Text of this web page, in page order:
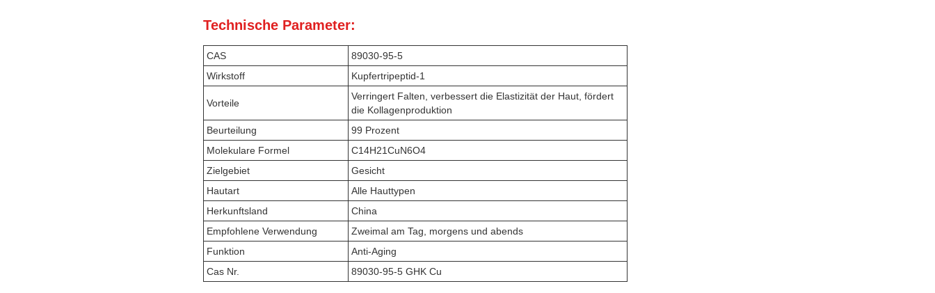
Technische Parameter:
CAS
89030-95-5
Wirkstoff
Kupfertripeptid-1
Vorteile
Verringert Falten, verbessert die Elastizität der Haut, fördert
die Kollagenproduktion
Beurteilung
99 Prozent
Molekulare Formel
C14H21CuN6O4
Zielgebiet
Gesicht
Hautart
Alle Hauttypen
Herkunftsland
China
Empfohlene Verwendung
Zweimal am Tag, morgens und abends
Funktion
Anti-Aging
Cas Nr.
89030-95-5 GHK Cu